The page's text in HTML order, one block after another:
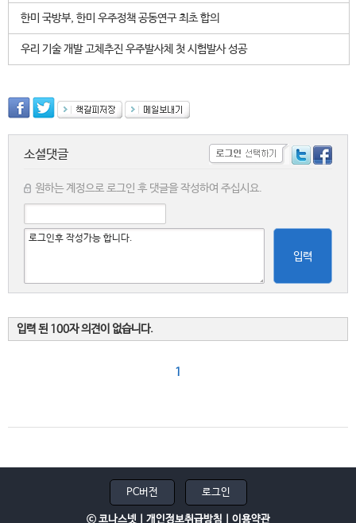
한미 국방부, 한미 우주정책 공동연구 최초 합의
우리 기술 개발 고체추진 우주발사체 첫 시험발사 성공
소셜댓글
원하는 계정으로 로그인 후 댓글을 작성하여 주십시요.
입력
입력 된 100자 의견이 없습니다.
1
PC버전 로그인
ⓒ 코나스넷 | 개인정보취급방침 이용약관